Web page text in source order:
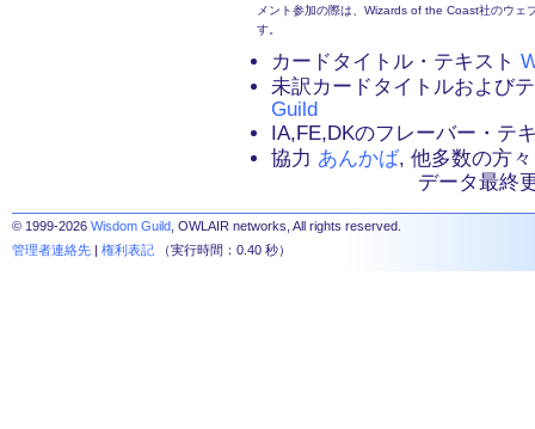
メント参加の際は、Wizards of the Coast社のウェ
す。
カードタイトル・テキスト
未訳カードタイトルおよび
Guild
IA,FE,DKのフレーバー・テ
協力 あんかば, 他多数の方々
データ最終
© 1999-2026 Wisdom Guild , OWLAIR networks, All rights reserved.
管理者連絡先 | 権利表記 （実行時間：0.40 秒）